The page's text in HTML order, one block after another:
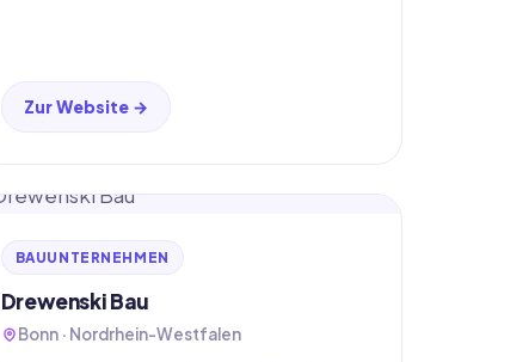
Zur Website →
BAUUNTERNEHMEN
Drewenski Bau
Bonn · Nordrhein-Westfalen